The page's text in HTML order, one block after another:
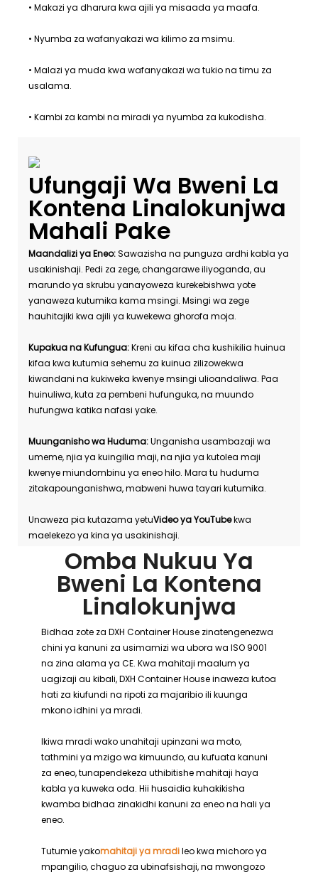
• Makazi ya dharura kwa ajili ya misaada ya maafa.
• Nyumba za wafanyakazi wa kilimo za msimu.
• Malazi ya muda kwa wafanyakazi wa tukio na timu za
usalama.
• Kambi za kambi na miradi ya nyumba za kukodisha.
Ufungaji Wa Bweni La
Kontena Linalokunjwa
Mahali Pake
Maandalizi ya Eneo:Sawazisha na punguza ardhi kabla ya
usakinishaji. Pedi za zege, changarawe iliyoganda, au
marundo ya skrubu yanayoweza kurekebishwa yote
yanaweza kutumika kama msingi. Msingi wa zege
hauhitajiki kwa ajili ya kuwekewa ghorofa moja.
Kupakua na Kufungua:Kreni au kifaa cha kushikilia huinua
kifaa kwa kutumia sehemu za kuinua zilizowekwa
kiwandani na kukiweka kwenye msingi ulioandaliwa. Paa
huinuliwa, kuta za pembeni hufunguka, na muundo
hufungwa katika nafasi yake.
Muunganisho wa Huduma:Unganisha usambazaji wa
umeme, njia ya kuingilia maji, na njia ya kutolea maji
kwenye miundombinu ya eneo hilo. Mara tu huduma
zitakapounganishwa, mabweni huwa tayari kutumika.
Unaweza pia kutazama yetuVideo ya YouTubekwa
maelekezo ya kina ya usakinishaji.
Omba Nukuu Ya
Bweni La Kontena
Linalokunjwa
Bidhaa zote za DXH Container House zinatengenezwa
chini ya kanuni za usimamizi wa ubora wa ISO 9001
na zina alama ya CE. Kwa mahitaji maalum ya
uagizaji au kibali, DXH Container House inaweza kutoa
hati za kiufundi na ripoti za majaribio ili kuunga
mkono idhini ya mradi.
Ikiwa mradi wako unahitaji upinzani wa moto,
tathmini ya mzigo wa kimuundo, au kufuata kanuni
za eneo, tunapendekeza uthibitishe mahitaji haya
kabla ya kuweka oda. Hii husaidia kuhakikisha
kwamba bidhaa zinakidhi kanuni za eneo na hali ya
eneo.
Tutumie yakomahitaji ya mradileo kwa michoro ya
mpangilio, chaguo za ubinafsishaji, na mwongozo